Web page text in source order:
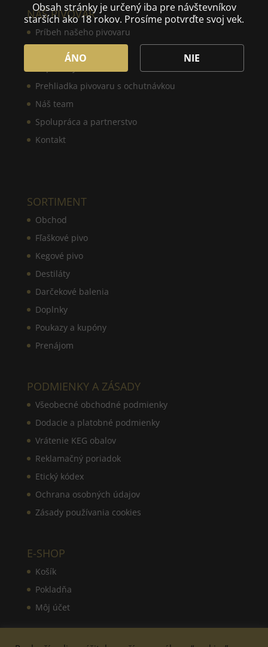
NÁŠ PIVOVAR
Príbeh našeho pivovaru
Naše pivo
Prehliadka pivovaru s ochutnávkou
Náš team
Spolupráca a partnerstvo
Kontakt
Obsah stránky je určený iba pre návštevníkov
starších ako 18 rokov. Prosíme potvrďte svoj vek.
ÁNO NIE
SORTIMENT
Obchod
Fľaškové pivo
Kegové pivo
Destiláty
Darčekové balenia
Doplnky
Poukazy a kupóny
Prenájom
PODMIENKY A ZÁSADY
Všeobecné obchodné podmienky
Dodacie a platobné podmienky
Vrátenie KEG obalov
Reklamačný poriadok
Etický kódex
Ochrana osobných údajov
Zásady používania cookies
E-SHOP
Košík
Pokladňa
Môj účet